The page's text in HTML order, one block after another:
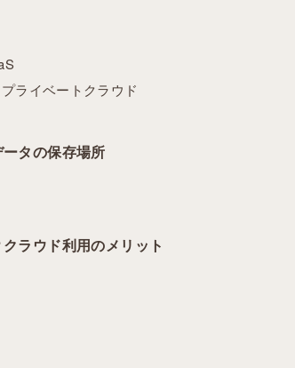
ライベートクラウド
タの保存場所
ラウド利用のメリット